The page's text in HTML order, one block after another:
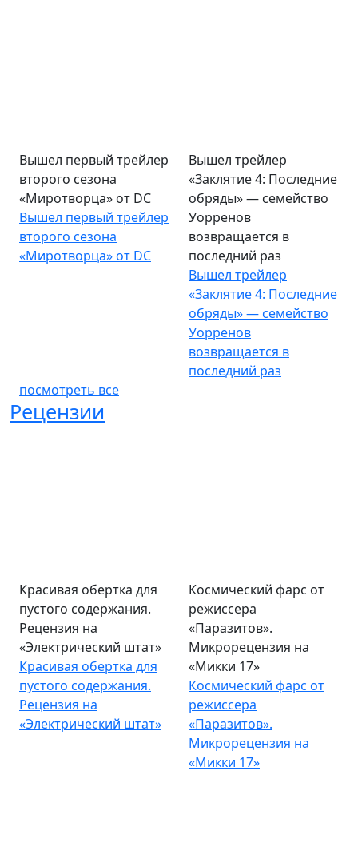
Вышел первый трейлер
второго сезона
«Миротворца» от DC
Вышел первый трейлер
второго сезона
«Миротворца» от DC
Вышел трейлер
«Заклятие 4: Последние
обряды» — семейство
Уорренов
возвращается в
последний раз
Вышел трейлер
«Заклятие 4: Последние
обряды» — семейство
Уорренов
возвращается в
последний раз
посмотреть все
Рецензии
Красивая обертка для
пустого содержания.
Рецензия на
«Электрический штат»
Красивая обертка для
пустого содержания.
Рецензия на
«Электрический штат»
Космический фарс от
режиссера
«Паразитов».
Микрорецензия на
«Микки 17»
Космический фарс от
режиссера
«Паразитов».
Микрорецензия на
«Микки 17»